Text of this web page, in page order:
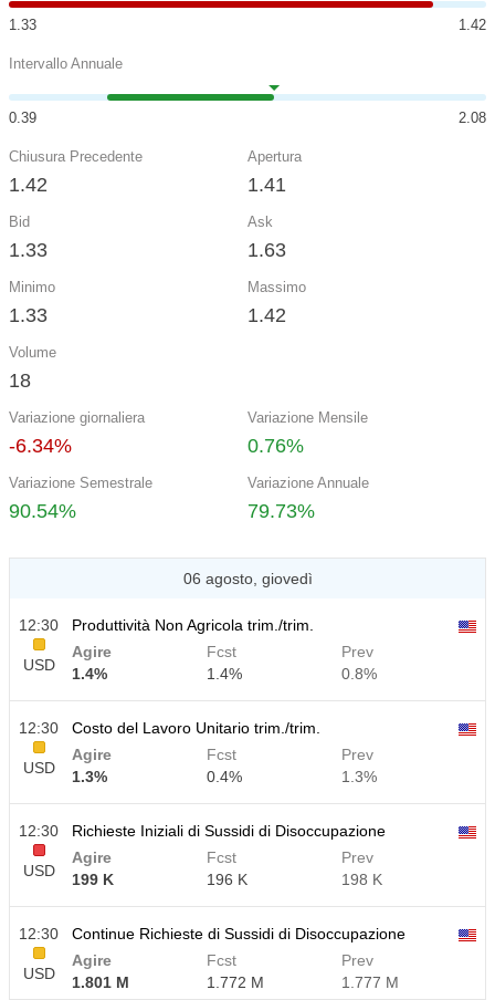
1.33 1.42
Intervallo Annuale
0.39 2.08
Chiusura Precedente
1.42
Apertura
1.41
Bid
1.33
Ask
1.63
Minimo
1.33
Massimo
1.42
Volume
18
Variazione giornaliera
-6.34%
Variazione Mensile
0.76%
Variazione Semestrale
90.54%
Variazione Annuale
79.73%
06 agosto, giovedì
12:30
USD
Produttività Non Agricola trim./trim.
Agire
1.4%
Fcst
1.4%
Prev
0.8%
12:30
USD
Costo del Lavoro Unitario trim./trim.
Agire
1.3%
Fcst
0.4%
Prev
1.3%
12:30
USD
Richieste Iniziali di Sussidi di Disoccupazione
Agire
199 K
Fcst
196 K
Prev
198 K
12:30
USD
Continue Richieste di Sussidi di Disoccupazione
Agire
1.801 M
Fcst
1.772 M
Prev
1.777 M